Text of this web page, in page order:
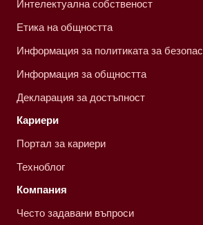
Интелектуална собственост
Етика на общността
Информация за политиката за
Информация за общността
Декларация за достъпност
Кариери
Портал за кариери
Техноблог
Компания
Често задавани въпроси